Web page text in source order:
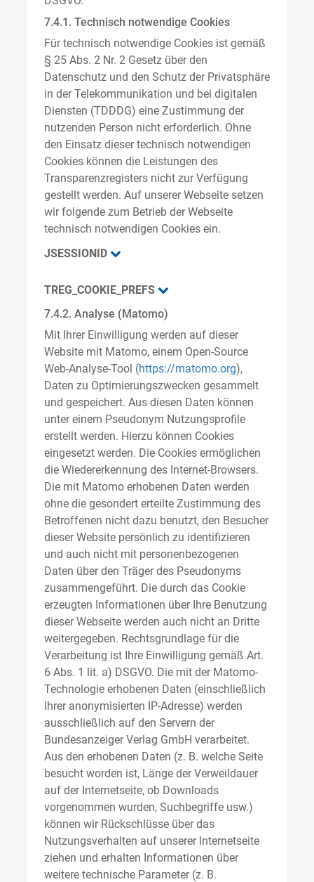
7.4.1. Technisch notwendige Cookies
Für technisch notwendige Cookies ist gemäß
§ 25 Abs. 2 Nr. 2 Gesetz über den
Datenschutz und den Schutz der Privatsphäre
in der Telekommunikation und bei digitalen
Diensten (TDDDG) eine Zustimmung der
nutzenden Person nicht erforderlich. Ohne
den Einsatz dieser technisch notwendigen
Cookies können die Leistungen des
Transparenzregisters nicht zur Verfügung
gestellt werden. Auf unserer Webseite setzen
wir folgende zum Betrieb der Webseite
technisch notwendigen Cookies ein.
JSESSIONID
TREG_COOKIE_PREFS
7.4.2. Analyse (Matomo)
Mit Ihrer Einwilligung werden auf dieser
Website mit Matomo, einem Open-Source
Web-Analyse-Tool (https://matomo.org),
Daten zu Optimierungszwecken gesammelt
und gespeichert. Aus diesen Daten können
unter einem Pseudonym Nutzungsprofile
erstellt werden. Hierzu können Cookies
eingesetzt werden. Die Cookies ermöglichen
die Wiedererkennung des Internet-Browsers.
Die mit Matomo erhobenen Daten werden
ohne die gesondert erteilte Zustimmung des
Betroffenen nicht dazu benutzt, den Besucher
dieser Website persönlich zu identifizieren
und auch nicht mit personenbezogenen
Daten über den Träger des Pseudonyms
zusammengeführt. Die durch das Cookie
erzeugten Informationen über Ihre Benutzung
dieser Webseite werden auch nicht an Dritte
weitergegeben. Rechtsgrundlage für die
Verarbeitung ist Ihre Einwilligung gemäß Art.
6 Abs. 1 lit. a) DSGVO. Die mit der Matomo-
Technologie erhobenen Daten (einschließlich
Ihrer anonymisierten IP-Adresse) werden
ausschließlich auf den Servern der
Bundesanzeiger Verlag GmbH verarbeitet.
Aus den erhobenen Daten (z. B. welche Seite
besucht worden ist, Länge der Verweildauer
auf der Internetseite, ob Downloads
vorgenommen wurden, Suchbegriffe usw.)
können wir Rückschlüsse über das
Nutzungsverhalten auf unserer Internetseite
ziehen und erhalten Informationen über
weitere technische Parameter (z. B.